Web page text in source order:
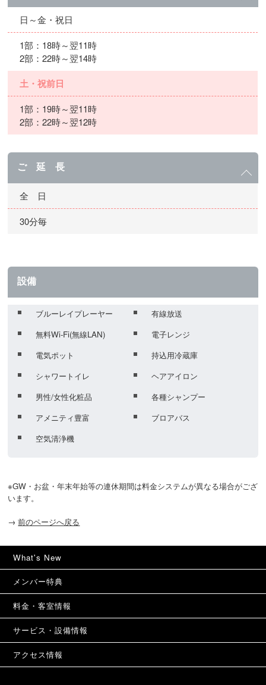
日～金・祝日
1部：18時～翌11時
2部：22時～翌14時
土・祝前日
1部：19時～翌11時
2部：22時～翌12時
ご 延 長
全 日
30分毎
設備
ブルーレイプレーヤー
有線放送
無料Wi-Fi(無線LAN)
電子レンジ
電気ポット
持込用冷蔵庫
シャワートイレ
ヘアアイロン
男性/女性化粧品
各種シャンプー
アメニティ豊富
ブロアバス
空気清浄機
※GW・お盆・年末年始等の連休期間は料金システムが異なる場合がござ
います。
→ 前のページへ戻る
What's New
メンバー特典
料金・客室情報
サービス・設備情報
アクセス情報